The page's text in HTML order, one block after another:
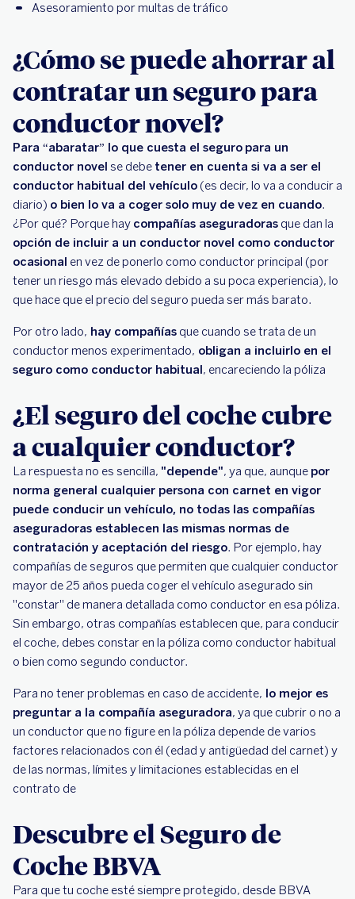
Asesoramiento por multas de tráfico
¿Cómo se puede ahorrar al
contratar un seguro para
conductor novel?
Para “abaratar” lo que cuesta el seguro para un
conductor novel se debe tener en cuenta si va a ser el
conductor habitual del vehículo (es decir, lo va a conducir a
diario) o bien lo va a coger solo muy de vez en cuando.
¿Por qué? Porque hay compañías aseguradoras que dan la
opción de incluir a un conductor novel como conductor
ocasional en vez de ponerlo como conductor principal (por
tener un riesgo más elevado debido a su poca experiencia), lo
que hace que el precio del seguro pueda ser más barato.
Por otro lado, hay compañías que cuando se trata de un
conductor menos experimentado, obligan a incluirlo en el
seguro como conductor habitual, encareciendo la póliza
¿El seguro del coche cubre
a cualquier conductor?
La respuesta no es sencilla, "depende", ya que, aunque por
norma general cualquier persona con carnet en vigor
puede conducir un vehículo, no todas las compañías
aseguradoras establecen las mismas normas de
contratación y aceptación del riesgo. Por ejemplo, hay
compañías de seguros que permiten que cualquier conductor
mayor de 25 años pueda coger el vehículo asegurado sin
"constar" de manera detallada como conductor en esa póliza.
Sin embargo, otras compañías establecen que, para conducir
el coche, debes constar en la póliza como conductor habitual
o bien como segundo conductor.
Para no tener problemas en caso de accidente, lo mejor es
preguntar a la compañía aseguradora, ya que cubrir o no a
un conductor que no figure en la póliza depende de varios
factores relacionados con él (edad y antigüedad del carnet) y
de las normas, límites y limitaciones establecidas en el
contrato de
Descubre el Seguro de
Coche BBVA
Para que tu coche esté siempre protegido, desde BBVA